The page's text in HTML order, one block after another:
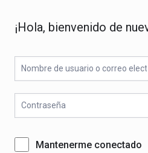
¡Hola, bienvenido de
Mantenerme conectado